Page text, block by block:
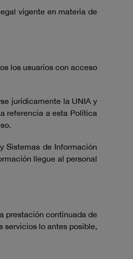
vigente en materia de
los usuarios con acceso
jurídicamente la UNIA y
referencia a esta Política
Sistemas de Información
llegue al personal
prestación continuada de
servicios lo antes posible,